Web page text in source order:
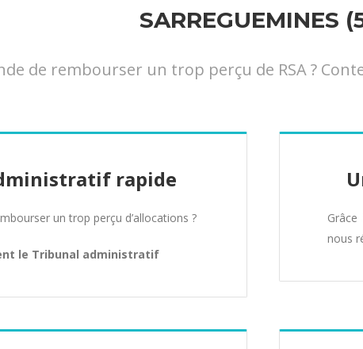
SARREGUEMINES
de rembourser un trop perçu de RSA ?
rapide
un trop perçu d’allocations ?
le Tribunal administratif
nous